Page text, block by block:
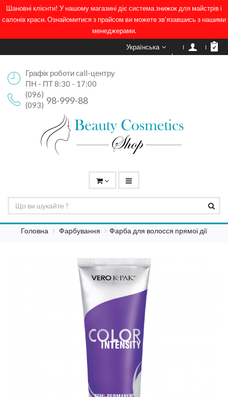
Шановні клієнти! У нашому магазині діє система знижок для майстрів і
салонів краси. Ознайомитися з прайсом ви можете зв'язавшись з нашими
менеджерами.
Українська
Графік роботи call-центру
ПН - ПТ 8:30 - 17:00
(096)
98-999-88
(093)
Головна Фарбування Фарба для волосся прямоі дії